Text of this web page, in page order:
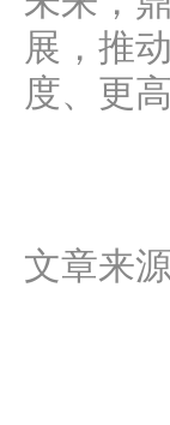
展，推
度、更
文章来源